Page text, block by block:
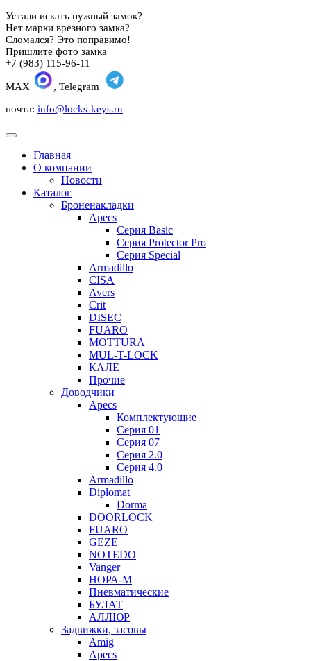
Устали искать нужный замок?
Нет марки врезного замка?
Сломался? Это поправимо!
Пришлите фото замка
+7 (983) 115-96-11
MAX
, Telegram
почта: info@locks-keys.ru
Главная
О компании
Новости
Каталог
Броненакладки
Apecs
Серия Basic
Серия Protector Pro
Серия Special
Armadillo
CISA
Avers
Crit
DISEC
FUARO
MOTTURA
MUL-T-LOCK
КАЛЕ
Прочие
Доводчики
Apecs
Комплектующие
Серия 01
Серия 07
Серия 2.0
Серия 4.0
Armadillo
Diplomat
Dorma
DOORLOCK
FUARO
GEZE
NOTEDO
Vanger
НОРА-М
Пневматические
БУЛАТ
АЛЛЮР
Задвижки, засовы
Amig
Apecs